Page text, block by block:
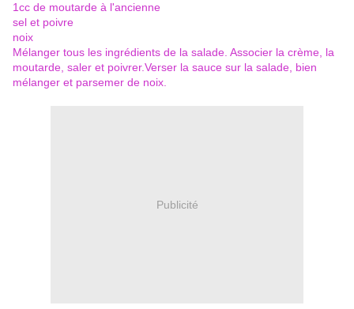
1cc de moutarde à l'ancienne
sel et poivre
noix
Mélanger tous les ingrédients de la salade. Associer la crème, la
moutarde, saler et poivrer.Verser la sauce sur la salade, bien
mélanger et parsemer de noix.
Publicité